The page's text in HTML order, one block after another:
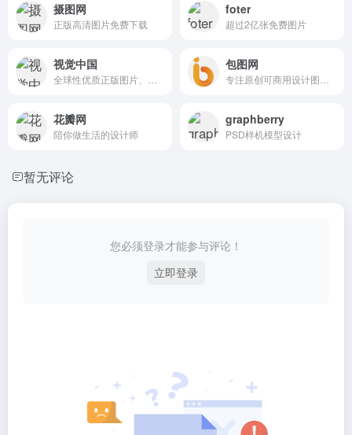
摄图网
正版高清图片免费下载
foter
超过2亿张免费图片
视觉中国 包图网
花瓣网
陪你做生活的设计师
graphberry
PSD样机模型设计
暂无评论
您必须登录才能参与评论！
立即登录